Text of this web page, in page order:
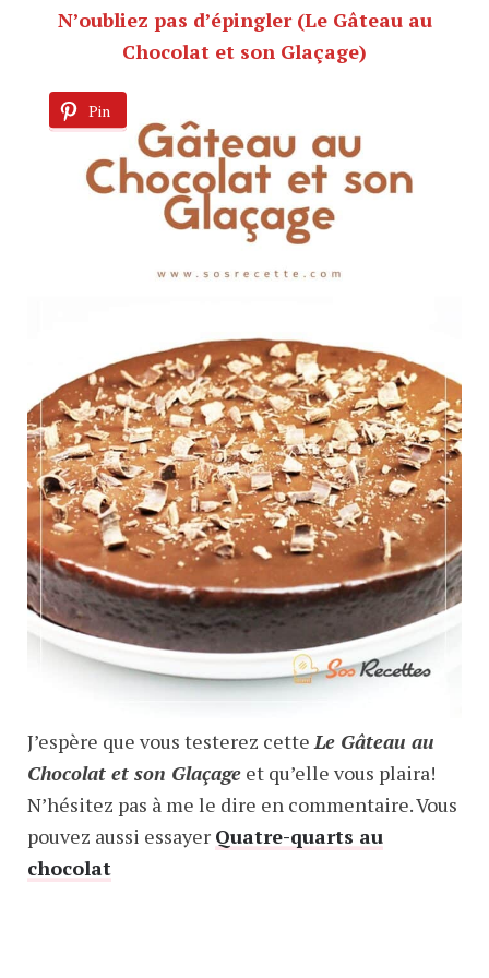
N’oubliez pas d’épingler (Le Gâteau au
Chocolat et son Glaçage)
Pin
J’espère que vous testerez cette Le Gâteau au
Chocolat et son Glaçage et qu’elle vous plaira!
N’hésitez pas à me le dire en commentaire. Vous
pouvez aussi essayer Quatre-quarts au
chocolat